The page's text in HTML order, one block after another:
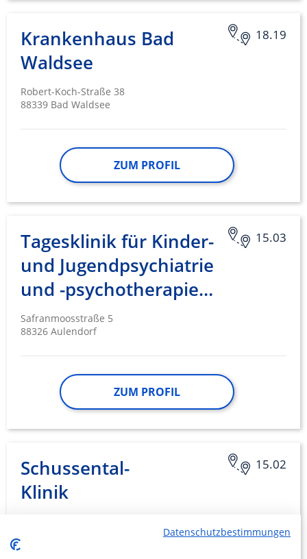
18.19
Krankenhaus Bad
Waldsee
Robert-Koch-Straße 38
88339 Bad Waldsee
ZUM PROFIL
15.03
Tagesklinik für Kinder-
und Jugendpsychiatrie
und -psychotherapie…
Safranmoosstraße 5
88326 Aulendorf
ZUM PROFIL
15.02
Schussental-
Klinik
Datenschutzbestimmungen